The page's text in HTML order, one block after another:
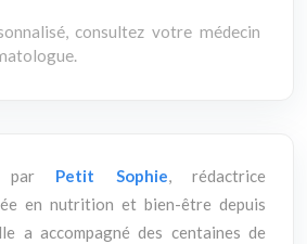
consultez votre médecin
par Petit Sophie, rédactrice
en nutrition et bien-être depuis
a accompagné des centaines de